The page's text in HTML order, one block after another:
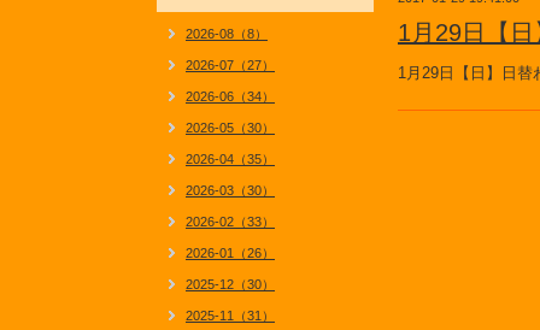
1月29日【
1月29日【日】日替
2026-08（8）
2026-07（27）
2026-06（34）
2026-05（30）
2026-04（35）
2026-03（30）
2026-02（33）
2026-01（26）
2025-12（30）
2025-11（31）